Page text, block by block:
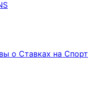
о Ставках на Спорт